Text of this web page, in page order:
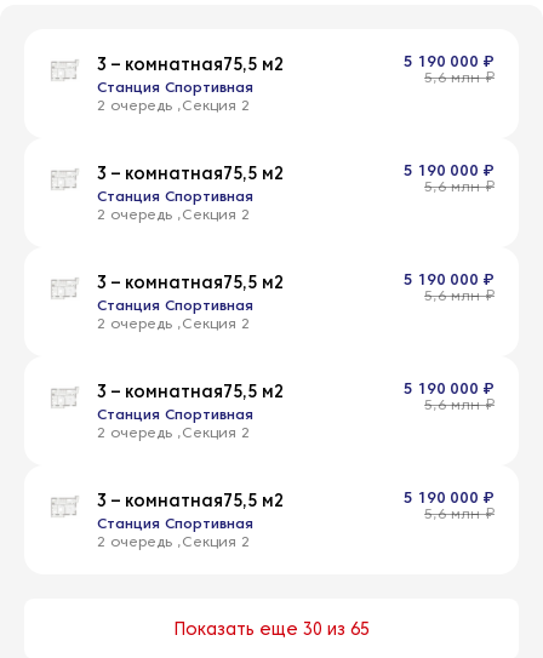
3 – комнатная75,5 м2
Станция Спортивная
2 очередь
2
5 190 000 ₽
5,6 млн ₽
3 – комнатная75,5 м2
Станция Спортивная
2 очередь
2
5 190 000 ₽
5,6 млн ₽
3 – комнатная75,5 м2
Станция Спортивная
2 очередь
2
5 190 000 ₽
5,6 млн ₽
3 – комнатная75,5 м2
Станция Спортивная
2 очередь
2
5 190 000 ₽
5,6 млн ₽
3 – комнатная75,5 м2
Станция Спортивная
2 очередь
2
5 190 000 ₽
5,6 млн ₽
Показать еще 30 из 65